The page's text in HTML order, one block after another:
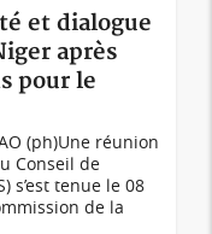
et dialogue
après
pour le
(ph)Une réunion
Conseil de
s’est tenue le 08
de la